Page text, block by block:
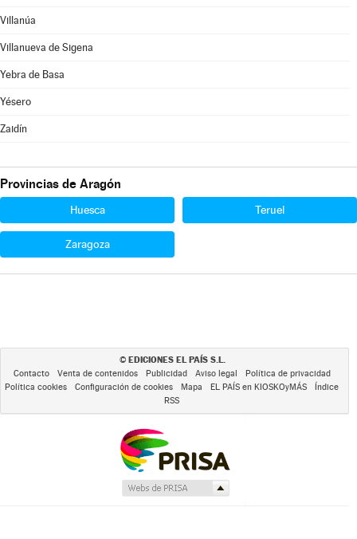
Villanúa
Villanueva de Sigena
Yebra de Basa
Yésero
Zaidín
Provincias de Aragón
Huesca Teruel
Zaragoza
© EDICIONES EL PAÍS S.L.
Contacto Venta de contenidos Publicidad Aviso legal
Política de privacidad
Política cookies
Configuración de cookies Mapa EL PAÍS en KIOSKOyMÁS
Índice
RSS